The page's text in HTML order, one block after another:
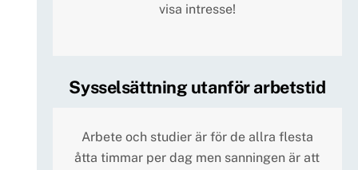
visa intresse!
Sysselsättning utanför arbetstid
Arbete och studier är för de allra flesta
åtta timmar per dag men sanningen är att